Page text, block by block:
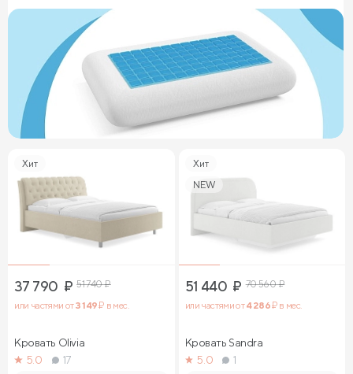
Хит
37 790 ₽ 51 740₽
или частями от3 149₽ в мес.
Кровать Olivia
5.0
17
Хит
NEW
51 440 ₽ 70 560₽
или частями от4 286₽ в мес.
Кровать Sandra
5.0
1